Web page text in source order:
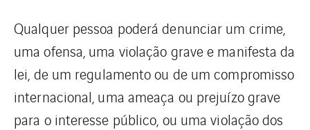
Qualquer pessoa poderá denunciar um crime,
uma ofensa, uma violação grave e manifesta da
lei, de um regulamento ou de um compromisso
internacional, uma ameaça ou prejuízo grave
para o interesse público, ou uma violação dos